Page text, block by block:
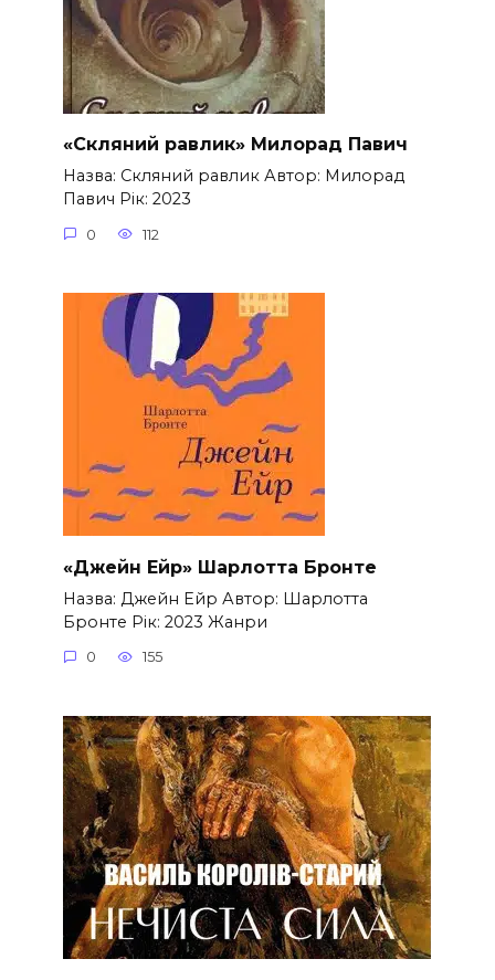
«Скляний равлик» Милорад Павич
Назва: Скляний равлик Автор: Милорад
Павич Рік: 2023
0 112
«Джейн Ейр» Шарлотта Бронте
Назва: Джейн Ейр Автор: Шарлотта
Бронте Рік: 2023 Жанри
0 155